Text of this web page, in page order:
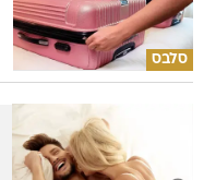
סלבס